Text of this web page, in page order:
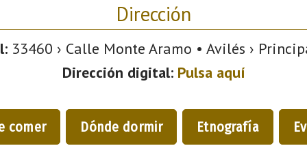
Dirección
33460 › Calle Monte Aramo • Avilés ›
Dirección digital: Pulsa aquí
comer Dónde dormir Etnografía